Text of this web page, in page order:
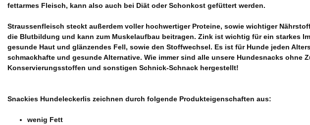
fettarmes Fleisch, kann also auch bei Diät oder Schonkost gefüttert werden.
Straussenfleisch steckt außerdem voller hochwertiger Proteine, sowie wichtiger
die Blutbildung und kann zum Muskelaufbau beitragen. Zink ist wichtig für ein starkes
gesunde Haut und glänzendes Fell, sowie den Stoffwechsel. Es ist für Hunde jeden
schmackhafte und gesunde Alternative. Wie immer sind alle unsere Hundesnacks ohne
Konservierungsstoffen und sonstigen Schnick-Schnack hergestellt!
Snackies Hundeleckerlis zeichnen durch folgende Produkteigenschaften aus:
wenig Fett